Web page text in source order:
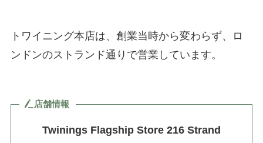
トワイニング本店は、創業当時から変わらず、ロ
ンドンのストランド通りで営業しています。
店舗情報
Twinings Flagship Store 216 Strand